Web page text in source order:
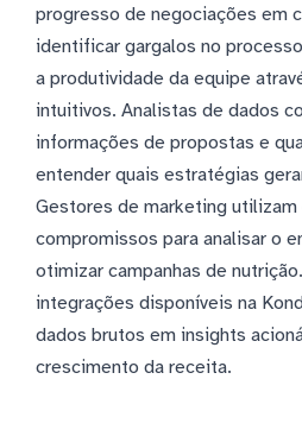
progresso de negociações em
identificar gargalos no
a produtividade da equipe
intuitivos. Analistas de dados
informações de propostas e
entender quais estratégias
Gestores de marketing
compromissos para analisar o
otimizar campanhas de
integrações disponíveis na
dados brutos em insights
crescimento da receita.